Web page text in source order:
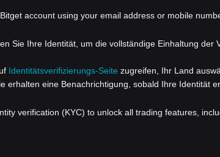
account using your email address or mobile
Sie Ihre Identität, um die vollständige Einhaltung
Identitätsverifizierungs-Seite zugreifen, Ihr Land
erhalten eine Benachrichtigung, sobald Ihre Identität
verification (KYC) to unlock all trading features,